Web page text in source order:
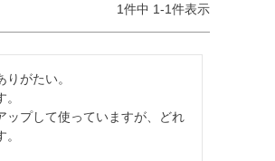
1件中 1-1件表示
がたい。
ップして使っていますが、どれ